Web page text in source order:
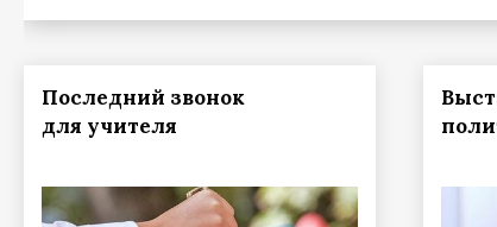
Последний звонок
для учителя